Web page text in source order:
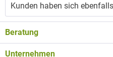
Kunden haben sich
Beratung
Unternehmen